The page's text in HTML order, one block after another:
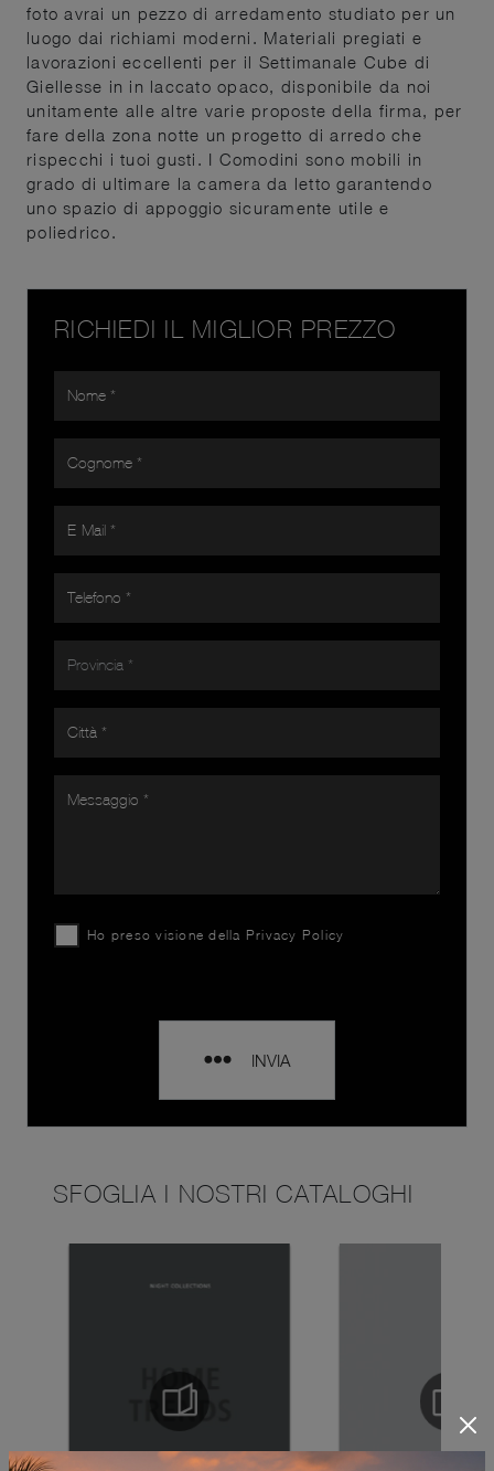
foto avrai un pezzo di arredamento studiato per un
luogo dai richiami moderni. Materiali pregiati e
lavorazioni eccellenti per il Settimanale Cube di
Giellesse in in laccato opaco, disponibile da noi
unitamente alle altre varie proposte della firma, per
fare della zona notte un progetto di arredo che
rispecchi i tuoi gusti. I Comodini sono mobili in
grado di ultimare la camera da letto garantendo
uno spazio di appoggio sicuramente utile e
poliedrico.
RICHIEDI IL MIGLIOR PREZZO
Ho preso visione della Privacy Policy
INVIA
SFOGLIA I NOSTRI CATALOGHI